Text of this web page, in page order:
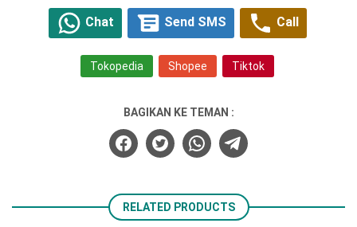
Chat Send SMS Call
Tokopedia Shopee Tiktok
BAGIKAN KE TEMAN :
RELATED PRODUCTS